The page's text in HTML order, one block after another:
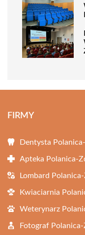
FIRMY
Dentysta
Apteka Polanica-
Lombard
Kwiaciarnia
Weterynarz
Fotograf